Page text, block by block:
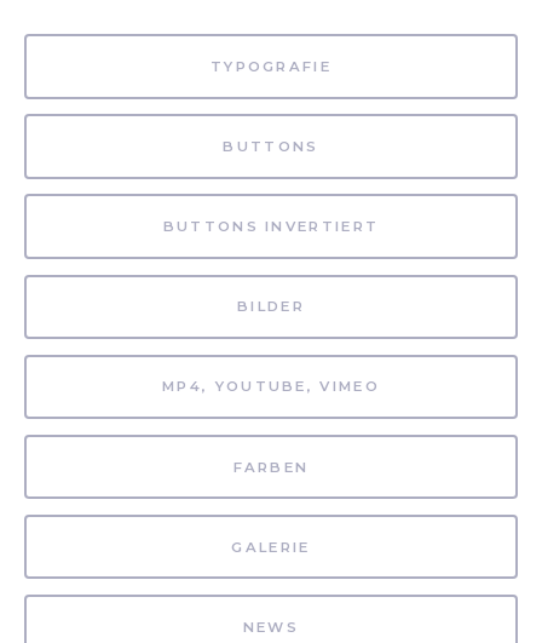
TYPOGRAFIE
BUTTONS
BUTTONS INVERTIERT
BILDER
MP4, YOUTUBE, VIMEO
FARBEN
GALERIE
NEWS